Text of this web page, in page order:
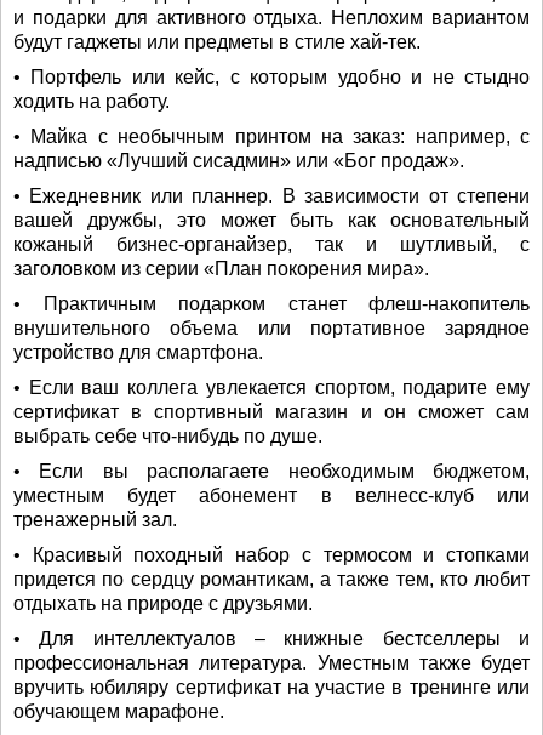
и подарки для активного отдыха. Неплохим вариантом
будут гаджеты или предметы в стиле хай-тек.
• Портфель или кейс, с которым удобно и не стыдно
ходить на работу.
• Майка с необычным принтом на заказ: например, с
надписью «Лучший сисадмин» или «Бог продаж».
• Ежедневник или планнер. В зависимости от степени
вашей дружбы, это может быть как основательный
кожаный бизнес-органайзер, так и шутливый, с
заголовком из серии «План покорения мира».
• Практичным подарком станет флеш-накопитель
внушительного объема или портативное зарядное
устройство для смартфона.
• Если ваш коллега увлекается спортом, подарите ему
сертификат в спортивный магазин и он сможет сам
выбрать себе что-нибудь по душе.
• Если вы располагаете необходимым бюджетом,
уместным будет абонемент в велнесс-клуб или
тренажерный зал.
• Красивый походный набор с термосом и стопками
придется по сердцу романтикам, а также тем, кто любит
отдыхать на природе с друзьями.
• Для интеллектуалов – книжные бестселлеры и
профессиональная литература. Уместным также будет
вручить юбиляру сертификат на участие в тренинге или
обучающем марафоне.